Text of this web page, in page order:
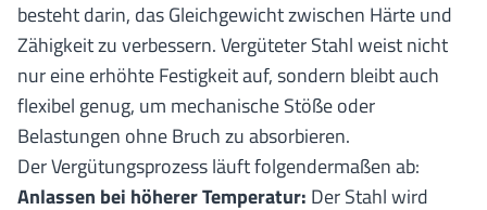
besteht darin, das Gleichgewicht zwischen Härte und
Zähigkeit zu verbessern. Vergüteter Stahl weist nicht
nur eine erhöhte Festigkeit auf, sondern bleibt auch
flexibel genug, um mechanische Stöße oder
Belastungen ohne Bruch zu absorbieren.
Der Vergütungsprozess läuft folgendermaßen ab:
Anlassen bei höherer Temperatur: Der Stahl wird